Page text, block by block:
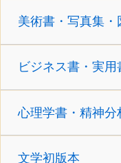
美術書・写真集・
ビジネス書・実用
心理学書・精神分
文学初版本